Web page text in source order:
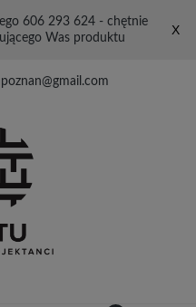
606 293 624 - chętnie
Was produktu
X